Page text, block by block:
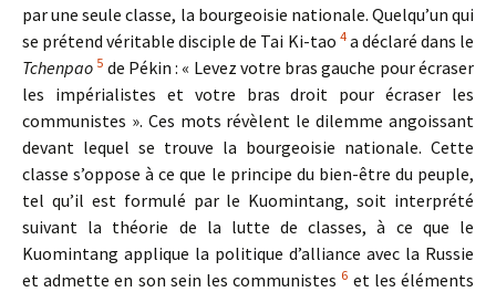
par une seule classe, la bourgeoisie nationale. Quelqu’un qui
se prétend véritable disciple de Tai Ki-tao 4a déclaré dans le
Tchenpao 5 de Pékin : « Levez votre bras gauche pour écraser
les impérialistes et votre bras droit pour écraser les
communistes ». Ces mots révèlent le dilemme angoissant
devant lequel se trouve la bourgeoisie nationale. Cette
classe s’oppose à ce que le principe du bien-être du peuple,
tel qu’il est formulé par le Kuomintang, soit interprété
suivant la théorie de la lutte de classes, à ce que le
Kuomintang applique la politique d’alliance avec la Russie
et admette en son sein les communistes 6 et les éléments